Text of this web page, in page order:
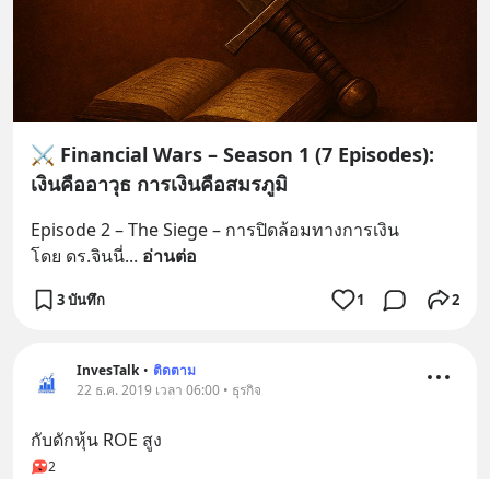
⚔️ Financial Wars – Season 1 (7 Episodes):
เงินคืออาวุธ การเงินคือสมรภูมิ
Episode 2 – The Siege – การปิดล้อมทางการเงิน
โดย ดร.จินนี่... อ่านต่อ
3 บันทึก 1 2
InvesTalk • ติดตาม
22 ธ.ค. 2019 เวลา 06:00 • ธุรกิจ
กับดักหุ้น ROE สูง
2